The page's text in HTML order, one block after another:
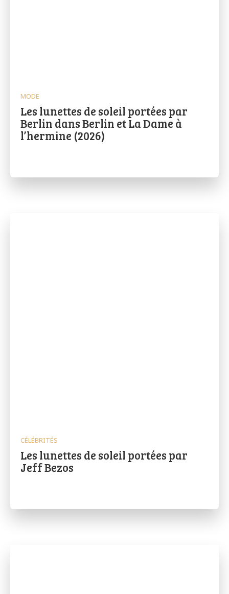
MODE
Les lunettes de soleil portées par
Berlin dans Berlin et La Dame à
l’hermine (2026)
CÉLÉBRITÉS
Les lunettes de soleil portées par
Jeff Bezos